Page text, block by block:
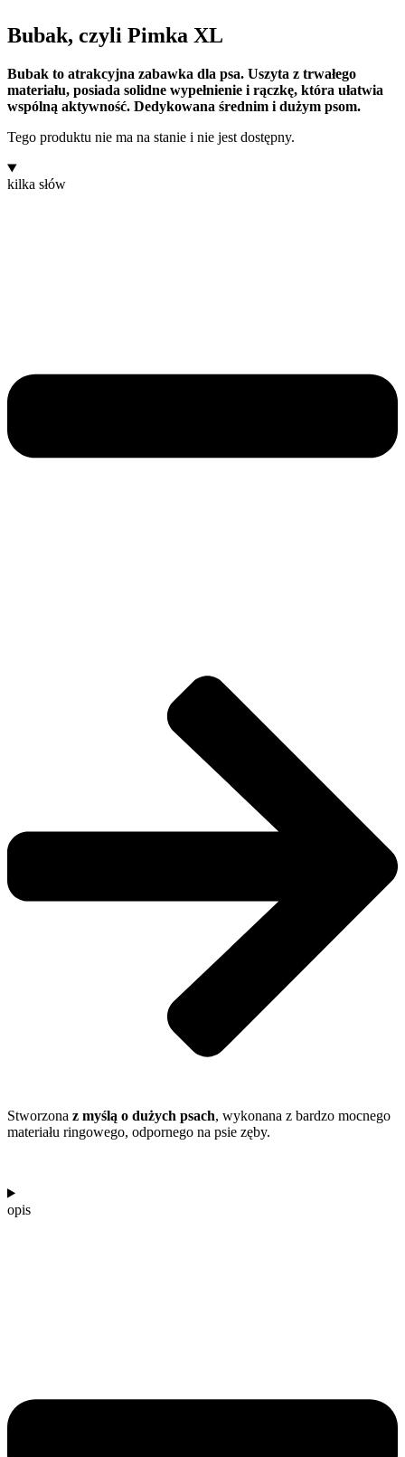
Bubak, czyli Pimka XL
Bubak to atrakcyjna zabawka dla psa. Uszyta z trwałego
materiału, posiada solidne wypełnienie i rączkę, która ułatwia
wspólną aktywność. Dedykowana średnim i dużym psom.
Tego produktu nie ma na stanie i nie jest dostępny.
kilka słów
Stworzona z myślą o dużych psach, wykonana z bardzo mocnego
materiału ringowego, odpornego na psie zęby.
opis